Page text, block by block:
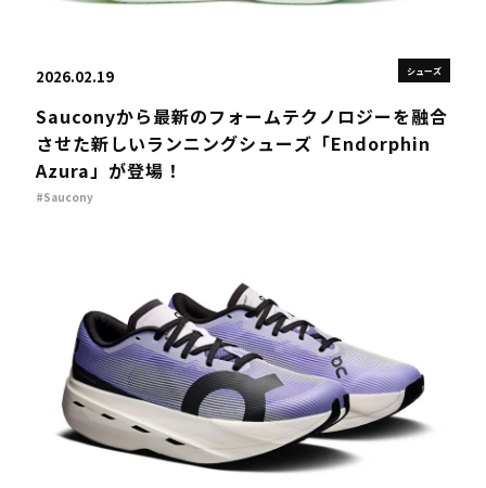
シューズ
2026.02.19
Sauconyから最新のフォームテクノロジーを融合
させた新しいランニングシューズ「Endorphin
Azura」が登場！
#Saucony